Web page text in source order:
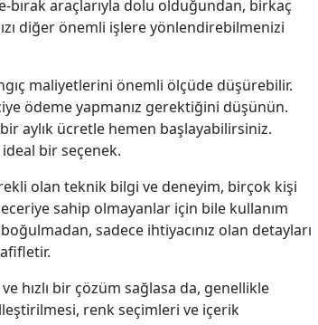
bırak araçlarıyla dolu olduğundan, birkaç
diğer önemli işlere yönlendirebilmenizi
maliyetlerini önemli ölçüde düşürebilir.
ödeme yapmanız gerektiğini düşünün.
aylık ücretle hemen başlayabilirsiniz.
bir seçenek.
olan teknik bilgi ve deneyim, birçok kişi
sahip olmayanlar için bile kullanım
sadece ihtiyacınız olan detayları
hızlı bir çözüm sağlasa da, genellikle
renk seçimleri ve içerik